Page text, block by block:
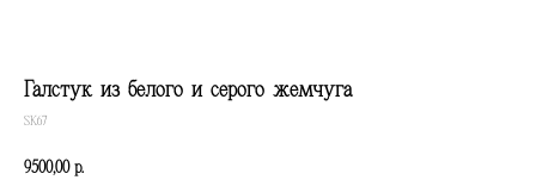
Галстук из белого и серого жемчуга
SK67
9500,00 р.